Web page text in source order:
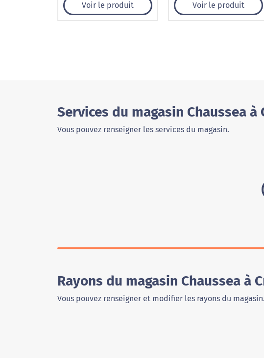
Voir le produit Voir le produit
Services du magasin Chaussea à
Vous pouvez renseigner les services du magasin.
Rayons du magasin Chaussea à
Vous pouvez renseigner et modifier les rayons du magasin.